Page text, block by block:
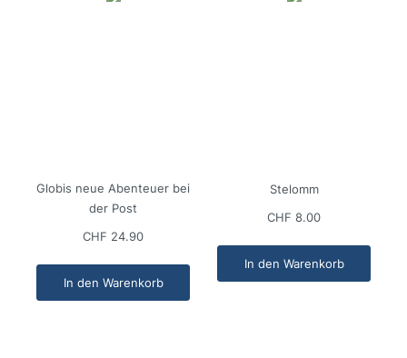
Globis neue Abenteuer bei
der Post
CHF 24.90
In den Warenkorb
Stelomm
CHF 8.00
In den Warenkorb